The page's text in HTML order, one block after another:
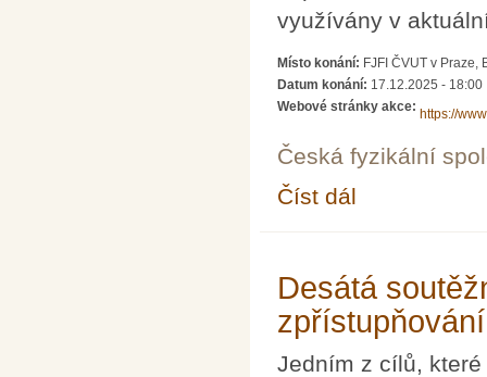
využívány v
Místo konání: FJFI ČVUT v Praze,
Datum konání: 17.12.2025 - 18:00
Webové stránky akce:
https://
Česká fyzikální
Číst dál
Desátá
Jedním z cílů,